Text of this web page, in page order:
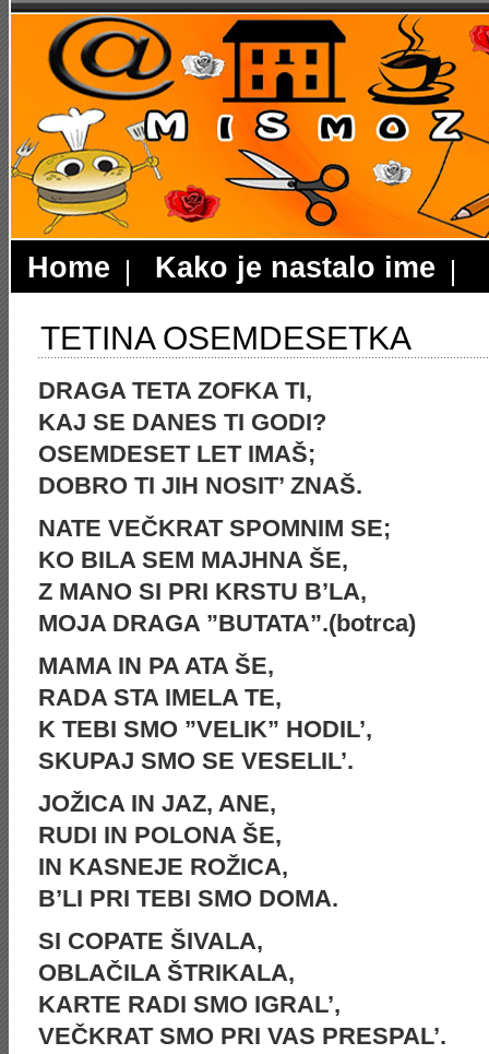
Home Kako je nastalo ime
TETINA OSEMDESETKA
DRAGA TETA ZOFKA TI,
KAJ SE DANES TI GODI?
OSEMDESET LET IMAŠ;
DOBRO TI JIH NOSIT’ ZNAŠ.
NATE VEČKRAT SPOMNIM SE;
KO BILA SEM MAJHNA ŠE,
Z MANO SI PRI KRSTU B’LA,
MOJA DRAGA ”BUTATA”.(botrca)
MAMA IN PA ATA ŠE,
RADA STA IMELA TE,
K TEBI SMO ”VELIK” HODIL’,
SKUPAJ SMO SE VESELIL’.
JOŽICA IN JAZ, ANE,
RUDI IN POLONA ŠE,
IN KASNEJE ROŽICA,
B’LI PRI TEBI SMO DOMA.
SI COPATE ŠIVALA,
OBLAČILA ŠTRIKALA,
KARTE RADI SMO IGRAL’,
VEČKRAT SMO PRI VAS PRESPAL’.